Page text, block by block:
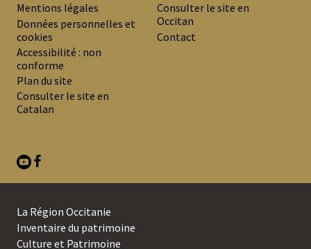
PREMIER
MENU
DE
BAS
DE
Mentions légales
Données personnelles et
cookies
Accessibilité : non
conforme
Plan du site
Consulter le site en
Catalan
Consulter le site en
Occitan
Contact
SECOND
La Région Occitanie
Inventaire du patrimoine
Culture et Patrimoine